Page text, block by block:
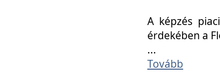
A képzés
érdekében a
...
Tovább